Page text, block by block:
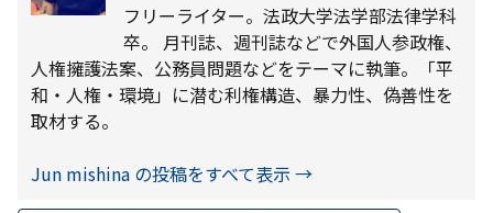
フリーライター。法政大学法学部法律学科
卒。 月刊誌、週刊誌などで外国人参政権、
人権擁護法案、公務員問題などをテーマに執筆。「平
和・人権・環境」に潜む利権構造、暴力性、偽善性を
取材する。
Jun mishina の投稿をすべて表示 →